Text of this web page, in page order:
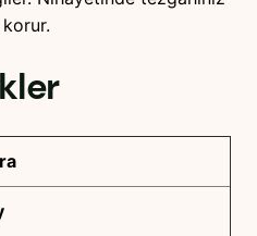
korur.